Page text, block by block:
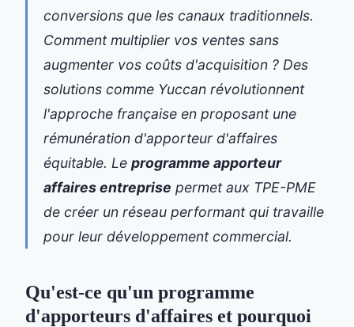
conversions que les canaux traditionnels.
Comment multiplier vos ventes sans
augmenter vos coûts d'acquisition ? Des
solutions comme Yuccan révolutionnent
l'approche française en proposant une
rémunération d'apporteur d'affaires
équitable. Le programme apporteur
affaires entreprise permet aux TPE-PME
de créer un réseau performant qui travaille
pour leur développement commercial.
Qu'est-ce qu'un programme
d'apporteurs d'affaires et pourquoi